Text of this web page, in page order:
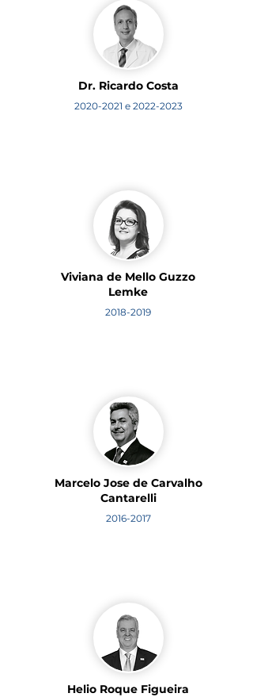
Dr. Ricardo Costa
2020-2021 e 2022-2023
Viviana de Mello Guzzo
Lemke
2018-2019
Marcelo Jose de Carvalho
Cantarelli
2016-2017
Helio Roque Figueira